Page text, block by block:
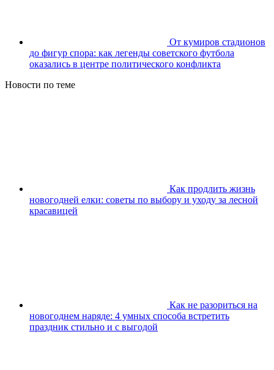
От кумиров стадионов
до фигур спора: как легенды советского футбола
оказались в центре политического конфликта
Новости по теме
Как продлить жизнь
новогодней елки: советы по выбору и уходу за лесной
красавицей
Как не разориться на
новогоднем наряде: 4 умных способа встретить
праздник стильно и с выгодой